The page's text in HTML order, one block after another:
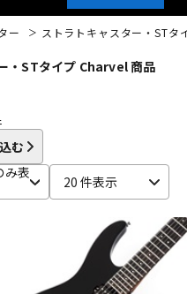
ウクレレ
パーカッション
ー ストラトキャスター・STタ
・STタイプ Charvel 商品
む
み表
20 件表示